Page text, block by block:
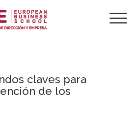
claves para
de los